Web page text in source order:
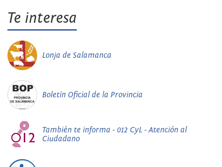
Te interesa
Lonja de Salamanca
Boletín Oficial de la Provincia
También te informa - 012 CyL - Atención al
Ciudadano